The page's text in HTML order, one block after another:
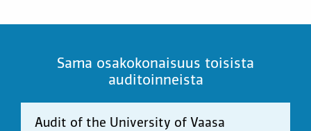
Sama osakokonaisuus toisista
auditoinneista
Audit of the University of Vaasa